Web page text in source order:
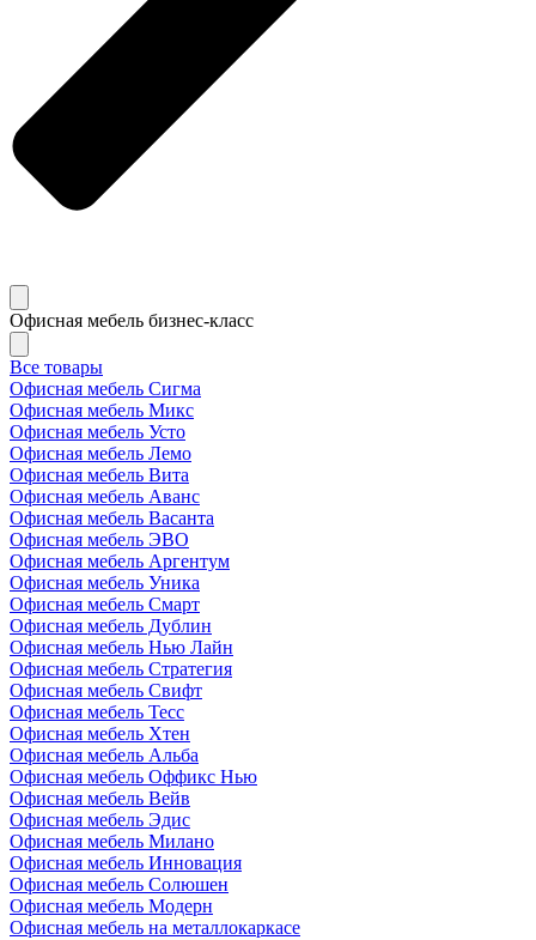
Офисная мебель бизнес-класс
Все товары
Офисная мебель Сигма
Офисная мебель Микс
Офисная мебель Усто
Офисная мебель Лемо
Офисная мебель Вита
Офисная мебель Аванс
Офисная мебель Васанта
Офисная мебель ЭВО
Офисная мебель Аргентум
Офисная мебель Уника
Офисная мебель Смарт
Офисная мебель Дублин
Офисная мебель Нью Лайн
Офисная мебель Стратегия
Офисная мебель Свифт
Офисная мебель Тесс
Офисная мебель Хтен
Офисная мебель Альба
Офисная мебель Оффикс Нью
Офисная мебель Вейв
Офисная мебель Эдис
Офисная мебель Милано
Офисная мебель Инновация
Офисная мебель Солюшен
Офисная мебель Модерн
Офисная мебель на металлокаркасе